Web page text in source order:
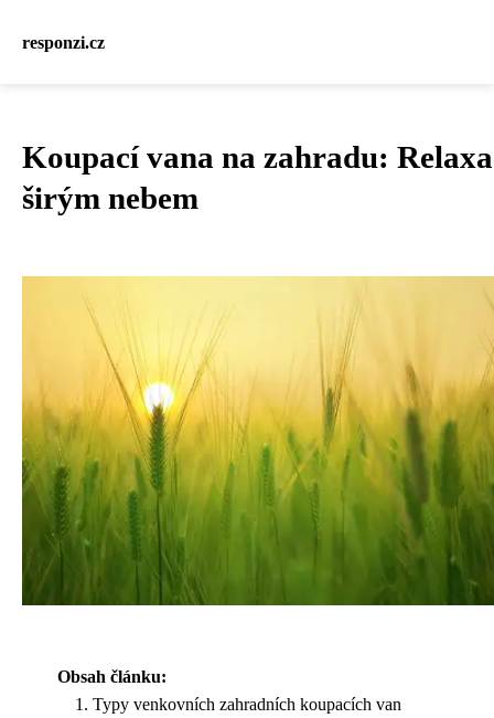
responzi.cz
Koupací vana na zahradu:
širým nebem
Obsah článku:
Typy venkovních zahradních koupacích van